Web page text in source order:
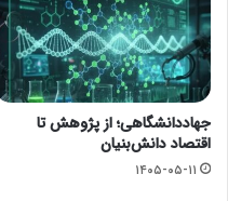
جهاددانشگاهی؛ از پژوهش تا
اقتصاد دانش‌بنیان
۱۴۰۵-۰۵-۱۱